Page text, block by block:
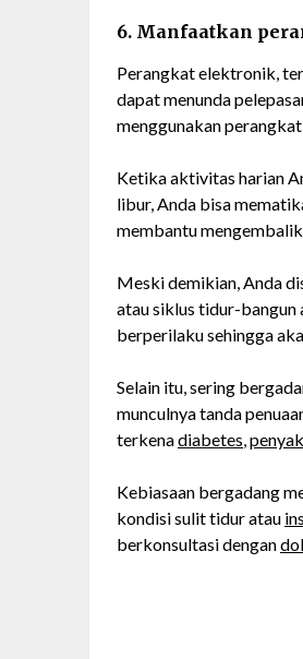
6. Manfaatkan
Perangkat elektronik,
dapat menunda
menggunakan
Ketika aktivitas harian
libur, Anda bisa
membantu
Meski demikian, Anda
atau siklus tidur-bangun
berperilaku sehingga
Selain itu, sering
munculnya tanda
terkenadiabetes
Kebiasaan bergadang
kondisi sulit tidur atau
berkonsultasi dengan